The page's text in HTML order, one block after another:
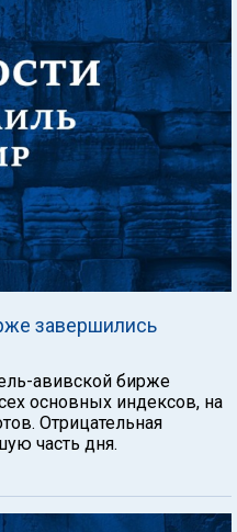
завершились
авивской бирже
основных индексов, на
Отрицательная
часть дня.